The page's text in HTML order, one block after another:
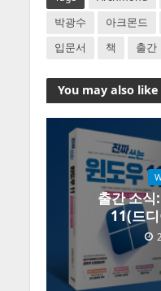
박광수
아크몬드
입문서
책 출간
You may also like
출간 소식
11(드